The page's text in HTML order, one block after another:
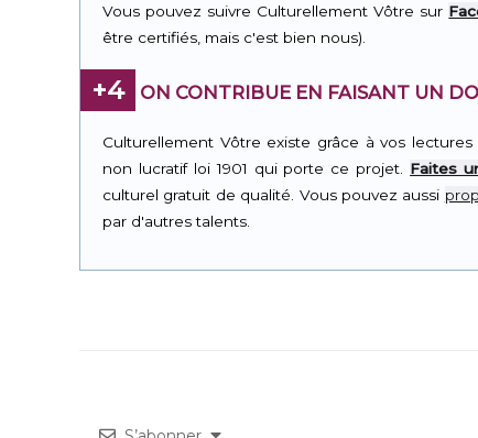
Vous pouvez suivre Culturellement Vôtre sur
être certifiés, mais c'est bien nous).
+4 ON CONTRIBUE EN FAISANT UN
Culturellement Vôtre existe grâce à vos
non lucratif loi 1901 qui porte ce projet. Faites
culturel gratuit de qualité. Vous pouvez aussi
par d'autres talents.